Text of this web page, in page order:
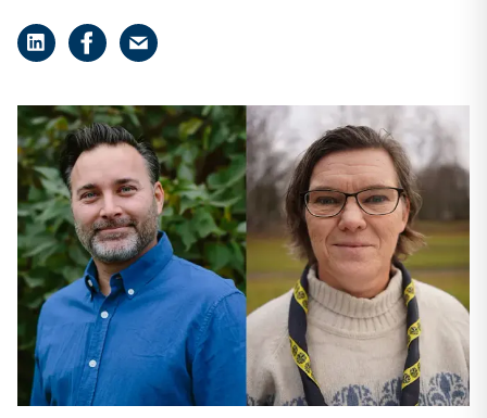
Dela på LinkedIn
Dela på Facebook
Dela på e-post